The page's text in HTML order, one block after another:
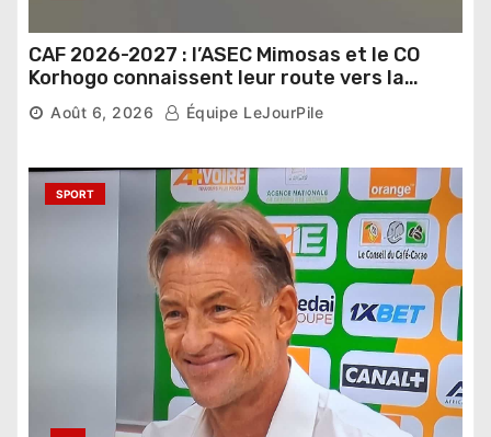
CAF 2026-2027 : l’ASEC Mimosas et le CO
Korhogo connaissent leur route vers la
phase de groupes
Août 6, 2026 Équipe LeJourPile
SPORT